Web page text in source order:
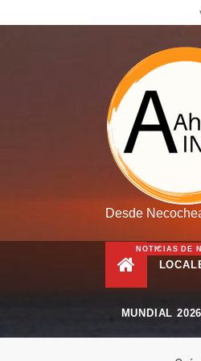
to
Desde
NOTICIAS DE
MUNDIAL 2026